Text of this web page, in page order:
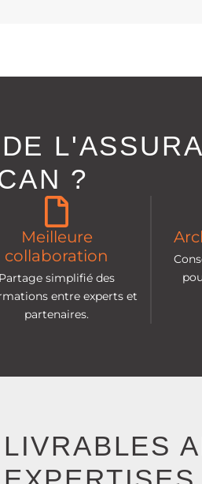
?
Meilleure
collaboration
Partage simplifié des
entre experts et
partenaires.